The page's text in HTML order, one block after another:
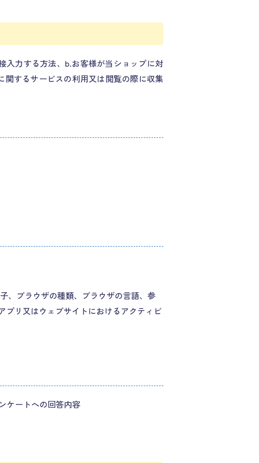
入力する方法、b.お客様が当ショップに対
関するサービスの利用又は閲覧の際に収集
、ブラウザの種類、ブラウザの言語、参
プリ又はウェブサイトにおけるアクティビ
ケートへの回答内容